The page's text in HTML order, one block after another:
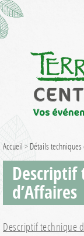
Accueil > Détails
Descriptif
d’Affaires
Descriptif technique